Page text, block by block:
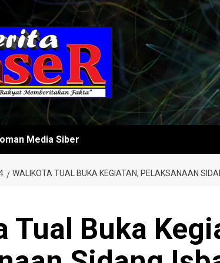
Media Siber
WALIKOTA TUAL BUKA KEGIATAN, PELAKSANAAN
Tual Buka